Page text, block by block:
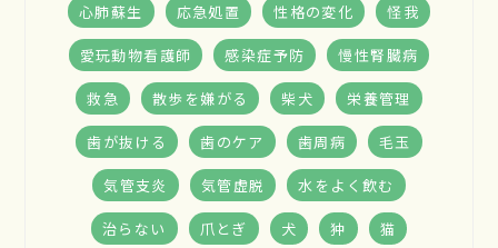
心肺蘇生 応急処置 性格の変化 怪我
愛玩動物看護師 感染症予防 慢性腎臓病
救急 散歩を嫌がる 柴犬 栄養管理
歯が抜ける 歯のケア 歯周病 毛玉
気管支炎 気管虚脱 水をよく飲む
治らない 爪とぎ 犬 狆 猫